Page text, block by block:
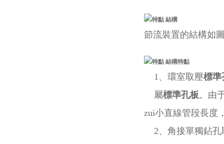
結構
節流裝置的結構如
結構特點
1、環室取壓標準
屬標準孔板。由
zui小直線管段長度
2、角接單獨鉆孔